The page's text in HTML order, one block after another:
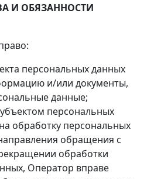
И ОБЯЗАННОСТИ
персональных данных
и/или документы,
данные;
персональных
обработку персональных
обращения с
обработки
Оператор вправе